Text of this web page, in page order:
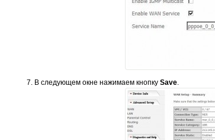
В следующем окне нажимаем кнопку Save.